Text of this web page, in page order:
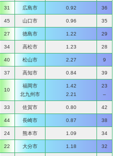
31 広島市 0.92 36
45 山口市 0.96 35
27 徳島市 1.22 29
34 高松市 1.23 28
40 松山市 2.27 9
37 高知市 0.84 39
10
福岡市
北九州市
1.42
2.21
23
–
33 佐賀市 0.80 42
44 長崎市 0.87 38
24 熊本市 1.09 34
22 大分市 1.18 32